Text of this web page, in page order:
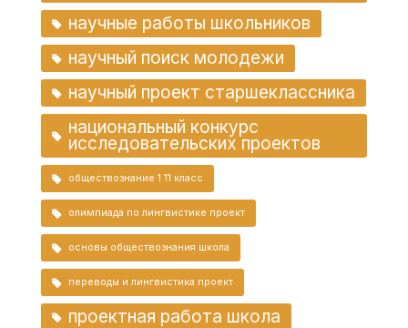
научные работы школьников
научный поиск молодежи
научный проект старшеклассника
национальный конкурс
исследовательских проектов
обществознание 1 11 класс
олимпиада по лингвистике проект
основы обществознания школа
переводы и лингвистика проект
проектная работа школа